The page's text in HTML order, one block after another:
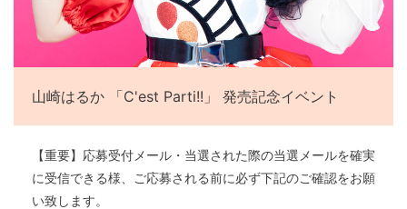
山崎はるか 「C'est Parti!!」 発売記念イベント
【重要】応募受付メール・当選された際の当選メールを確実
に受信できる様、ご応募される前に必ず下記のご確認をお願
い致します。